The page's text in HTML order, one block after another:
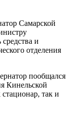
Самарской
и
отделения
пообщался
Кинельской
так и